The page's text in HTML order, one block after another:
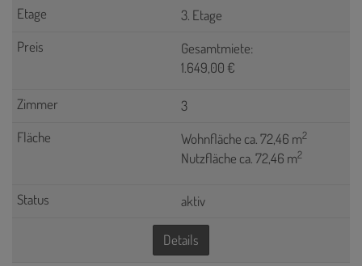
3. Etage
Gesamtmiete:
1.649,00 €
3
Wohnfläche ca. 72,46 m2
Nutzfläche ca. 72,46 m2
aktiv
Details